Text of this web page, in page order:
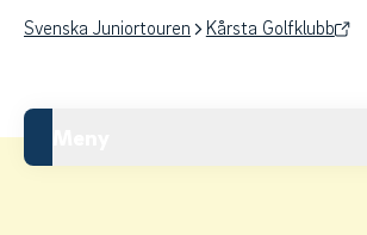
Svenska Juniortouren Kårsta Golfklubb